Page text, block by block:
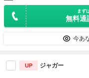
まず
無料通
今あ
UP ジャガー